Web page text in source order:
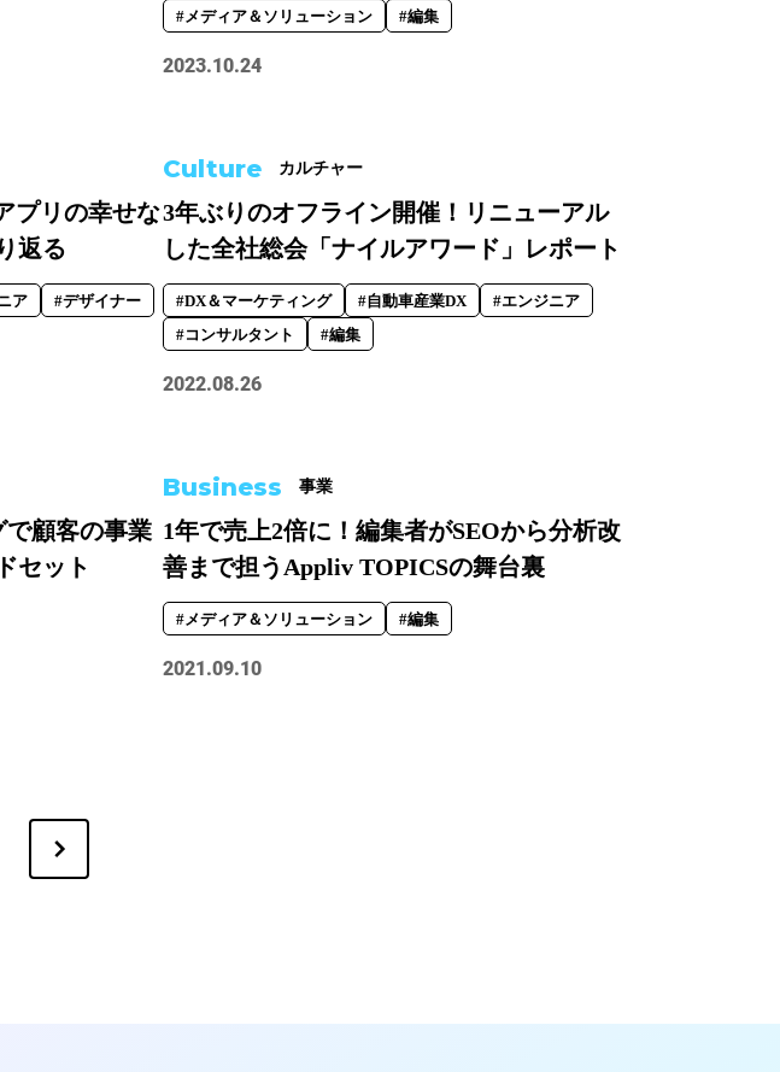
#メディア＆ソリューション #編集
2023.10.24
プリの幸せな
返る
ア
#デザイナー
Culture カルチャー
3年ぶりのオフライン開催！リニューアル
した全社総会「ナイルアワード」レポート
#DX＆マーケティング #自動車産業DX
#エンジニア
#コンサルタント
#編集
2022.08.26
顧客の事業
セット
Business 事業
1年で売上2倍に！編集者がSEOから分析改
善まで担うAppliv TOPICSの舞台裏
#メディア＆ソリューション #編集
2021.09.10